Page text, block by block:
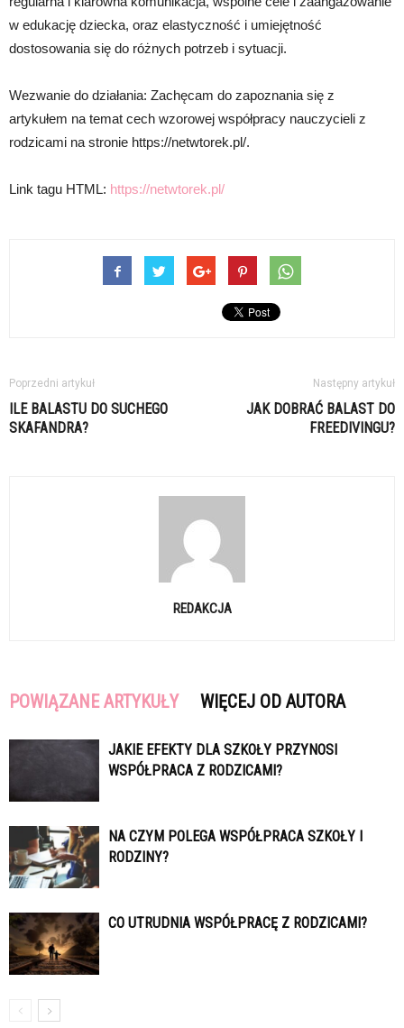
w edukację dziecka, oraz elastyczność i umiejętność
dostosowania się do różnych potrzeb i sytuacji.
Wezwanie do działania: Zachęcam do zapoznania się z
artykułem na temat cech wzorowej współpracy nauczycieli z
rodzicami na stronie https://netwtorek.pl/.
Link tagu HTML: https://netwtorek.pl/
Poprzedni artykuł
ILE BALASTU DO SUCHEGO
SKAFANDRA?
Następny artykuł
JAK DOBRAĆ BALAST DO
FREEDIVINGU?
REDAKCJA
POWIĄZANE ARTYKUŁY WIĘCEJ OD AUTORA
JAKIE EFEKTY DLA SZKOŁY PRZYNOSI
WSPÓŁPRACA Z RODZICAMI?
NA CZYM POLEGA WSPÓŁPRACA SZKOŁY I
RODZINY?
CO UTRUDNIA WSPÓŁPRACĘ Z RODZICAMI?